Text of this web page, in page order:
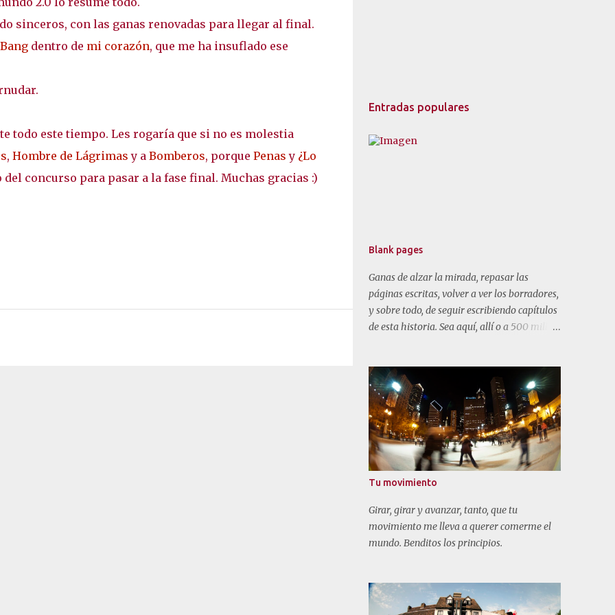
sinceros, con las ganas renovadas para llegar al final.
dentro de mi corazón, que me ha insuflado ese
todo este tiempo. Les rogaría que si no es molestia
, Hombre de Lágrimas y a Bomberos, porque Penas y ¿Lo
concurso para pasar a la fase final. Muchas gracias :)
Entradas populares
Blank pages
Ganas de alzar la mirada, repasar las
páginas escritas, volver a ver los borradores,
y sobre todo, de seguir escribiendo capítulos
de esta historia. Sea aquí, allí o a 500 millas
Tu movimiento
Girar, girar y avanzar, tanto, que tu
movimiento me lleva a querer comerme el
mundo. Benditos los principios.